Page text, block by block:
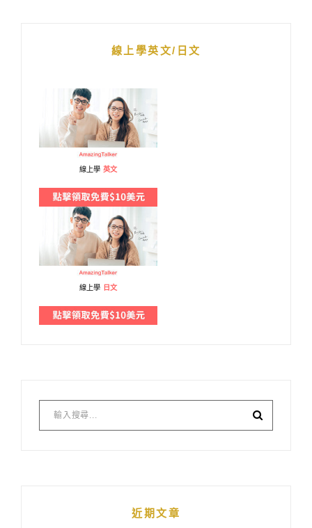
線上學英文/日文
線上學 英文
線上學 日文
近期文章